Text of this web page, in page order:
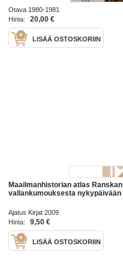
Otava 1980-1981
Hinta:
20,00 €
LISÄÄ OSTOSKORIIN
Maailmanhistorian atlas Ranskan
vallankumouksesta nykypäivään
Ajatus Kirjat 2009
Hinta:
9,50 €
LISÄÄ OSTOSKORIIN